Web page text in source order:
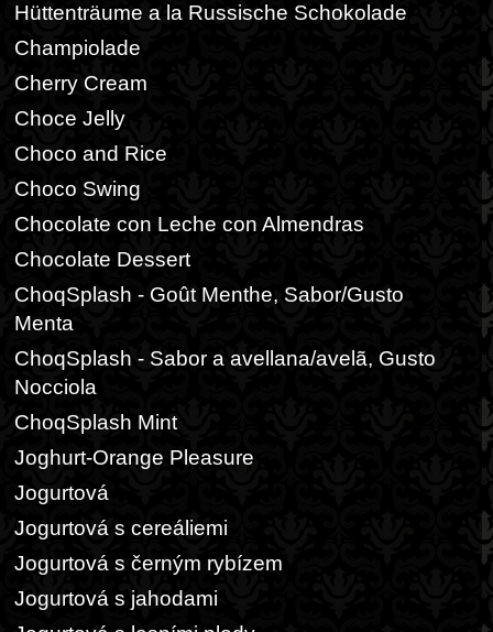
Hüttenträume a la Russische Schokolade
Champiolade
Cherry Cream
Choce Jelly
Choco and Rice
Choco Swing
Chocolate con Leche con Almendras
Chocolate Dessert
ChoqSplash - Goût Menthe, Sabor/Gusto
Menta
ChoqSplash - Sabor a avellana/avelã, Gusto
Nocciola
ChoqSplash Mint
Joghurt-Orange Pleasure
Jogurtová
Jogurtová s cereáliemi
Jogurtová s černým rybízem
Jogurtová s jahodami